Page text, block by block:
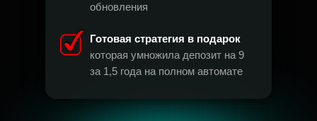
обновления
Готовая стратегия в подарок
которая умножила депозит на 9
за 1,5 года на полном автомате